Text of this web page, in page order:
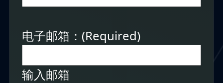
电子邮箱： (Required)
输入邮箱